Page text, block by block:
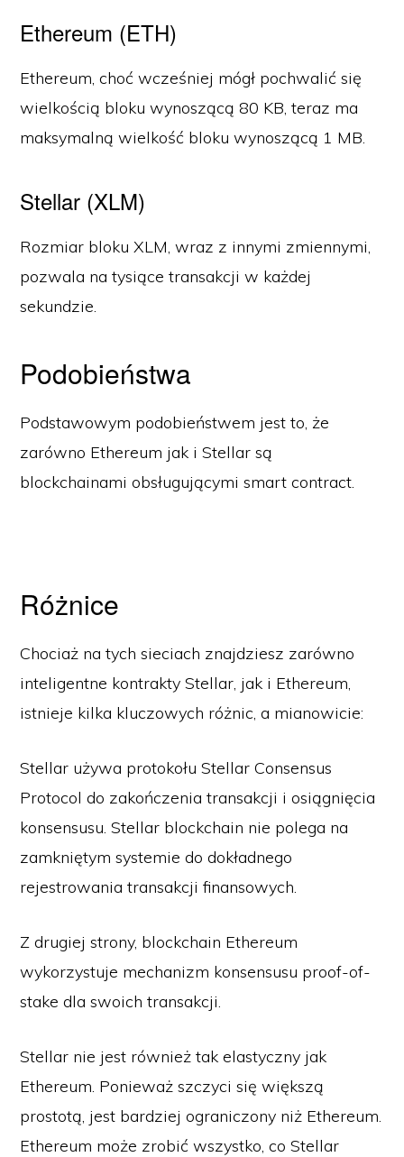
Ethereum (ETH)
Ethereum, choć wcześniej mógł pochwalić się
wielkością bloku wynoszącą 80 KB, teraz ma
maksymalną wielkość bloku wynoszącą 1 MB.
Stellar (XLM)
Rozmiar bloku XLM, wraz z innymi zmiennymi,
pozwala na tysiące transakcji w każdej
sekundzie.
Podobieństwa
Podstawowym podobieństwem jest to, że
zarówno Ethereum jak i Stellar są
blockchainami obsługującymi smart contract.
Różnice
Chociaż na tych sieciach znajdziesz zarówno
inteligentne kontrakty Stellar, jak i Ethereum,
istnieje kilka kluczowych różnic, a mianowicie:
Stellar używa protokołu Stellar Consensus
Protocol do zakończenia transakcji i osiągnięcia
konsensusu. Stellar blockchain nie polega na
zamkniętym systemie do dokładnego
rejestrowania transakcji finansowych.
Z drugiej strony, blockchain Ethereum
wykorzystuje mechanizm konsensusu proof-of-
stake dla swoich transakcji.
Stellar nie jest również tak elastyczny jak
Ethereum. Ponieważ szczyci się większą
prostotą, jest bardziej ograniczony niż Ethereum.
Ethereum może zrobić wszystko, co Stellar